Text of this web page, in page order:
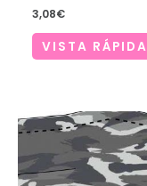
3,08€
VISTA RÁPIDA